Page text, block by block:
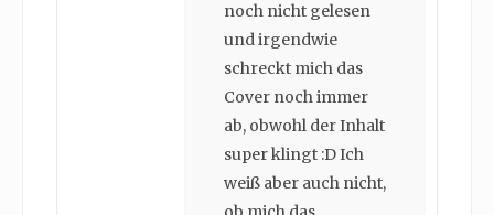
noch nicht gelesen
und irgendwie
schreckt mich das
Cover noch immer
ab, obwohl der Inhalt
super klingt :D Ich
weiß aber auch nicht,